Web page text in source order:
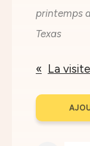
printemps
Texas